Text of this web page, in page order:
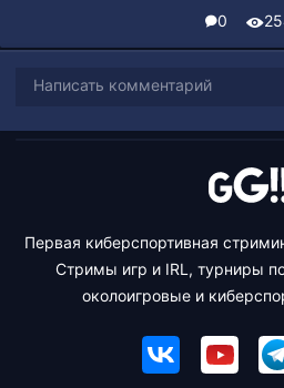
0
Написать комментарий
Первая киберспортивная
Стримы игр и IRL, турниры
околоигровые и